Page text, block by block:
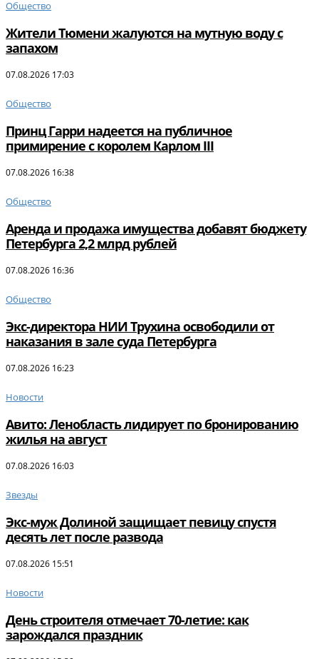
Общество
Жители Тюмени жалуются на мутную воду с
запахом
07.08.2026 17:03
Общество
Принц Гарри надеется на публичное
примирение с королем Карлом III
07.08.2026 16:38
Общество
Аренда и продажа имущества добавят бюджету
Петербурга 2,2 млрд рублей
07.08.2026 16:36
Общество
Экс-директора НИИ Трухина освободили от
наказания в зале суда Петербурга
07.08.2026 16:23
Новости
Авито: Ленобласть лидирует по бронированию
жилья на август
07.08.2026 16:03
Звезды
Экс-муж Долиной защищает певицу спустя
десять лет после развода
07.08.2026 15:51
Новости
День строителя отмечает 70-летие: как
зарождался праздник